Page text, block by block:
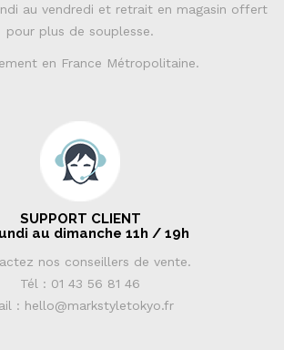
au vendredi et retrait en magasin offert
pour plus de souplesse.
en France Métropolitaine.
SUPPORT CLIENT
au dimanche 11h / 19h
nos conseillers de vente.
Tél : 01 43 56 81 46
: hello@markstyletokyo.fr